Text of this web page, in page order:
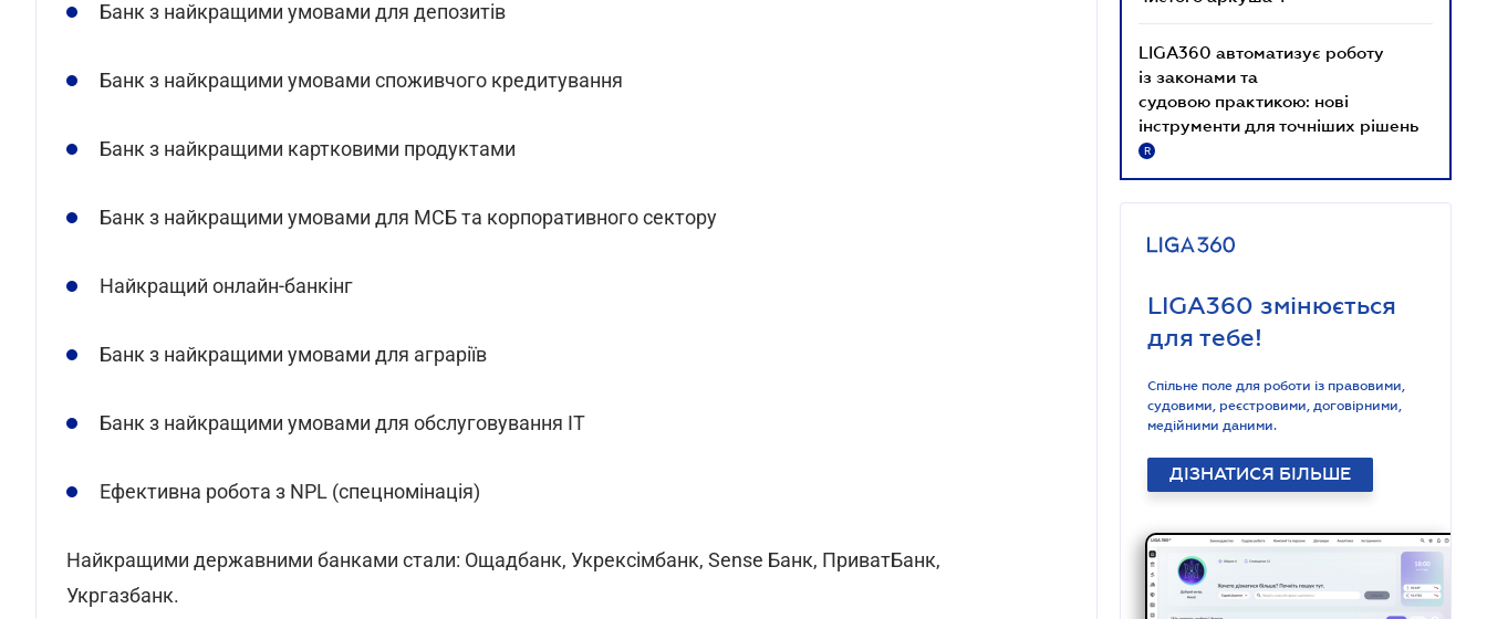
Банк з найкращими умовами для депозитів
Банк з найкращими умовами споживчого кредитування
Банк з найкращими картковими продуктами
Банк з найкращими умовами для МСБ та корпоративного сектору
Найкращий онлайн-банкінг
Банк з найкращими умовами для аграріїв
Банк з найкращими умовами для обслуговування IT
Ефективна робота з NPL (спецномінація)
Найкращими державними банками стали: Ощадбанк, Укрексімбанк, Sense Банк, ПриватБанк,
Укргазбанк.
LIGA360 автоматизує роботу
із законами та
судовою практикою: нові
інструменти для точніших рішень
R
LIGA360 змінюється
для тебе!
Спільне поле для роботи із правовими,
судовими, реєстровими, договірними,
медійними даними.
ДІЗНАТИСЯ БІЛЬШЕ